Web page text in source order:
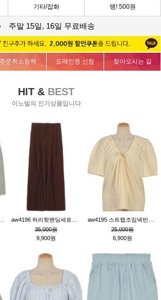
기타/잡화 땡! 500원
주말 15일, 16일 무료배송
주문취소정책 도매인증 신청 찾아오시는 길
HIT & BEST
이노빌의 인기상품입니다
35,000원
9,900원
25,000원
6,900원